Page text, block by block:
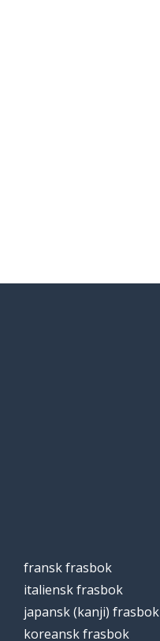
fransk frasbok
italiensk frasbok
japansk (kanji) frasbok
koreansk frasbok